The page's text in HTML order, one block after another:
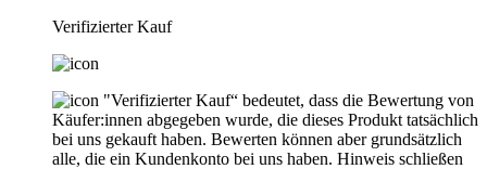
Verifizierter Kauf
"Verifizierter Kauf“ bedeutet, dass die Bewertung von
Käufer:innen abgegeben wurde, die dieses Produkt tatsächlich
bei uns gekauft haben. Bewerten können aber grundsätzlich
alle, die ein Kundenkonto bei uns haben. Hinweis schließen